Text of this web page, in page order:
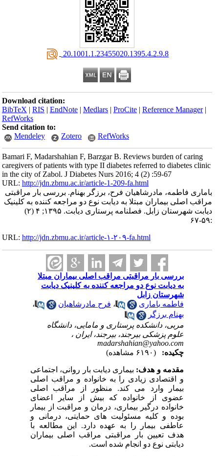
‎ 20.1001.1.23455020.1395.4.2.9.8
Download citation:
BibTeX |RIS |EndNote |Medlars |ProCite |Reference Manager
RefWorks
Send citation to:
Mendeley
Zotero RefWorks
Bamari F, Madarshahian F, Barzgar B. Reviews burden of caring
caregivers of patients with type II diabetes referred to diabetes clinic
in the city of Zabol. J Diabetes Nurs 2016; 4 (2) :59-67
URL:http://jdn.zbmu.ac.ir/article-1-209-fa.html
باماری فاطمه، مادرشاهیان فرح، برزگر بهنام. بررسی بار مراقبتی
مراقب اصلی بیماران مبتلا به دیابت نوع دو مراجعه کننده به کلینیک
دیابت شهرستان زابل. فصلنامه پرستاری دیابت. ۱۳۹۵; ۴ (۲)
URL:http://jdn.zbmu.ac.ir/article-۱-۲۰۹-fa.html
بررسی بار مراقبتی مراقب اصلی بیماران مبتلا
به دیابت نوع دو مراجعه کننده به کلینیک دیابت
شهرستان زابل
فاطمه باماری
،فرح مادرشاهیان
،
بهنام برزگر
مربی، دانشکده پرستاری و مامایی، دانشگاه
علوم پزشکی بیرجند، بیرجند، ایران ،
madarshahian@yahoo.com
چکیده:
مقدمه و هدف:بیماری دیابت بار روانی، اجتماعی
و اقتصادی زیادی را به خانواده و مراقب اصلی
بیمار وارد می کند. منظور از مراقب اصلی
عضوی از خانواده که بیش از سایر اعضای
خانواده درگیر بیماری، درمان و مراقبت از بیمار
بوده و کلیه مسئولیت های حمایتی، درمانی و
عاطفی بیمار را به عهده دارد. این مطالعه با
هدف تعیین بار مراقبتی مراقب اصلی بیماران
دیابتی نوع دو انجام شده است.